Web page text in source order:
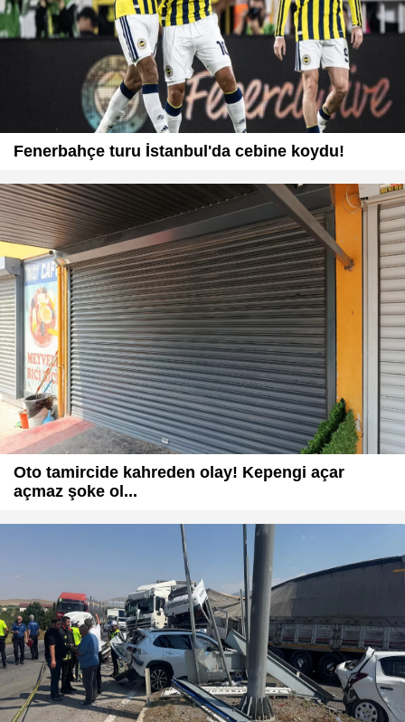
Fenerbahçe turu İstanbul'da cebine koydu!
Oto tamircide kahreden olay! Kepengi açar
açmaz şoke ol...